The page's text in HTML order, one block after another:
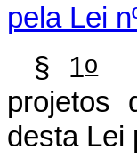
pela Lei
§ 1o
projetos
desta Lei